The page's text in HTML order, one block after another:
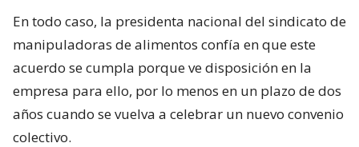
En todo caso, la presidenta nacional del sindicato de
manipuladoras de alimentos confía en que este
acuerdo se cumpla porque ve disposición en la
empresa para ello, por lo menos en un plazo de dos
años cuando se vuelva a celebrar un nuevo convenio
colectivo.